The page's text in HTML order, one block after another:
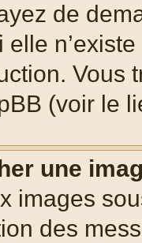
de
Vous
(voir le
une
images
des